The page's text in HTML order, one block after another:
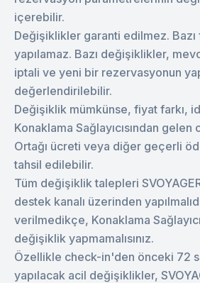
içerebilir.
Değişiklikler garanti edilmez.
yapılamaz. Bazı değişiklikler,
iptali ve yeni bir rezervasyonun
değerlendirilebilir.
Değişiklik mümkünse, fiyat farkı,
Konaklama Sağlayıcısından
Ortağı ücreti veya diğer geçerli
tahsil edilebilir.
Tüm değişiklik talepleri
destek kanalı üzerinden
verilmedikçe, Konaklama
değişiklik yapmamalısınız.
Özellikle check-in'den önceki 72
yapılacak acil değişiklikler,